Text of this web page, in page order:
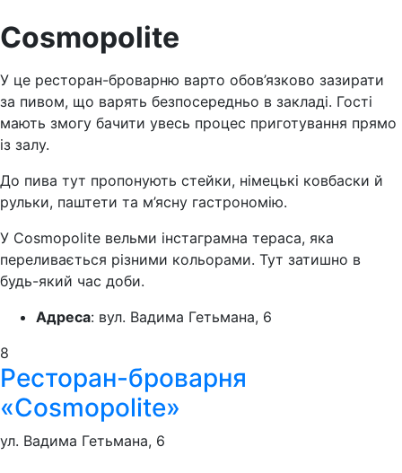
Cosmopolite
У це ресторан-броварню варто обов’язково зазирати
за пивом, що варять безпосередньо в закладі. Гості
мають змогу бачити увесь процес приготування прямо
із залу.
До пива тут пропонують стейки, німецькі ковбаски й
рульки, паштети та м’ясну гастрономію.
У Cosmopolite вельми інстаграмна тераса, яка
переливається різними кольорами. Тут затишно в
будь-який час доби.
Адреса: вул. Вадима Гетьмана, 6
8
Ресторан-броварня
«Cosmopolite»
ул. Вадима Гетьмана, 6